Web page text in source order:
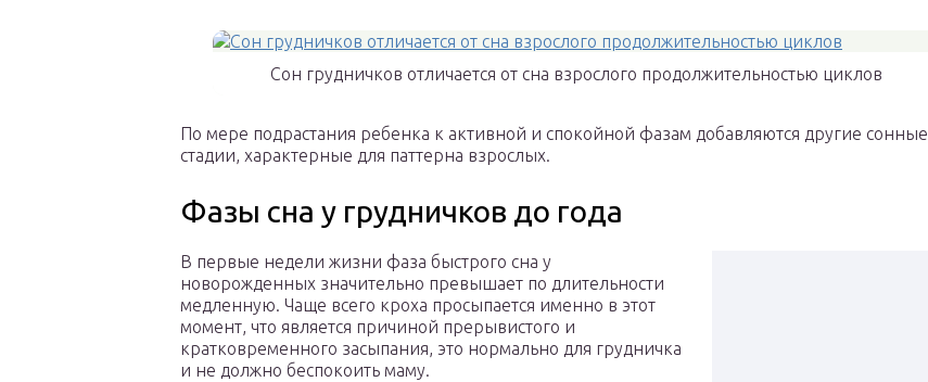
Сон грудничков отличается от сна взрослого продолжительностью циклов
По мере подрастания ребенка к активной и спокойной фазам добавляются другие сонные
стадии, характерные для паттерна взрослых.
Фазы сна у грудничков до года
В первые недели жизни фаза быстрого сна у
новорожденных значительно превышает по длительности
медленную. Чаще всего кроха просыпается именно в этот
момент, что является причиной прерывистого и
кратковременного засыпания, это нормально для грудничка
и не должно беспокоить маму.